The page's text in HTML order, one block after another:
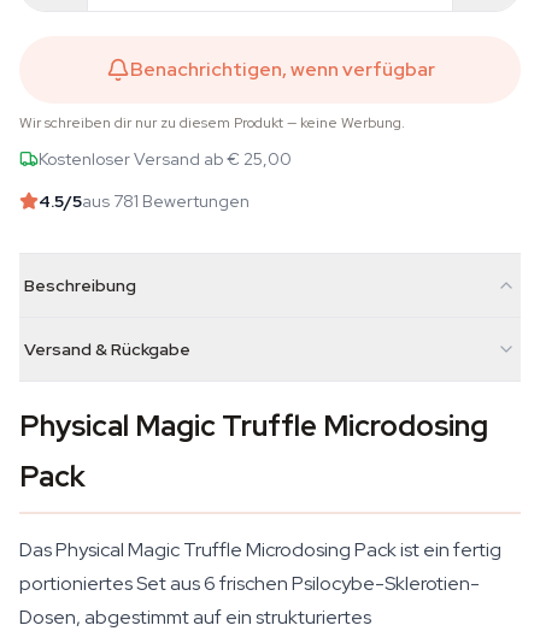
Benachrichtigen, wenn verfügbar
Wir schreiben dir nur zu diesem Produkt — keine Werbung.
Kostenloser Versand ab € 25,00
4.5/5aus 781 Bewertungen
Beschreibung
Versand & Rückgabe
Physical Magic Truffle Microdosing
Pack
Das Physical Magic Truffle Microdosing Pack ist ein fertig
portioniertes Set aus 6 frischen Psilocybe-Sklerotien-
Dosen, abgestimmt auf ein strukturiertes